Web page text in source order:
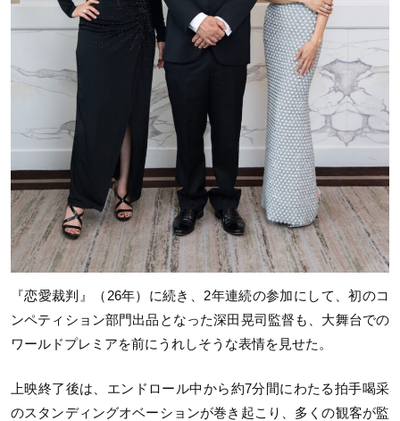
『恋愛裁判』（26年）に続き、2年連続の参加にして、初のコ
ンペティション部門出品となった深田晃司監督も、大舞台での
ワールドプレミアを前にうれしそうな表情を見せた。
上映終了後は、エンドロール中から約7分間にわたる拍手喝采
のスタンディングオベーションが巻き起こり、多くの観客が監